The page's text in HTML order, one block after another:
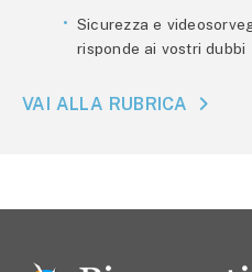
Sicurezza e
risponde ai vostri dubbi
VAI ALLA RUBRICA